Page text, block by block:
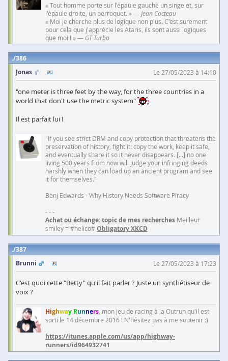
« Tout homme porte sur l'épaule gauche un singe et, sur
l'épaule droite, un perroquet. » — Jean Cocteau
« Moi je cherche plus de logique non plus. C'est surement
pour cela que j'apprécie les Ataris, ils sont aussi logiques
que moi ! » — GT Turbo
386
Jonas
Le 27/05/2023 à 14:10
"one meter is three feet by the way, for the three countries in a
world that don't use the metric system"
Il est parfait lui !
"If you see strict DRM and copy protection that threatens the
preservation of history, fight it: copy the work, keep it safe,
and eventually share it so it never disappears. [...] no one
living 500 years from now will judge your infringing deeds
harshly when they can load up an ancient program and see
it for themselves."
Benj Edwards - Why History Needs Software Piracy
- - -
Achat ou échange: topic de mes recherches Meilleur
smiley = #helico#Obligatory XKCD
387
Brunni
Le 27/05/2023 à 17:23
C'est quoi cette "Betty" qu'il fait parler ? Juste un synthétiseur de
voix ?
Highway Runners , mon jeu de racing à la Outrun qu'il est
sorti le 14 décembre 2016 ! N'hésitez pas à me soutenir :)
https://itunes.apple.com/us/app/highway-
runners/id964932741